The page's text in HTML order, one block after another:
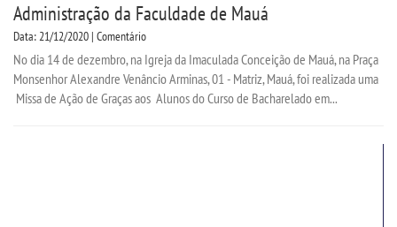
Administração da Faculdade de Mauá
Data: 21/12/2020 | Comentário
No dia 14 de dezembro, na Igreja da Imaculada Conceição de Mauá, na Praça
Monsenhor Alexandre Venâncio Arminas, 01 - Matriz, Mauá, foi realizada uma
Missa de Ação de Graças aos Alunos do Curso de Bacharelado em...